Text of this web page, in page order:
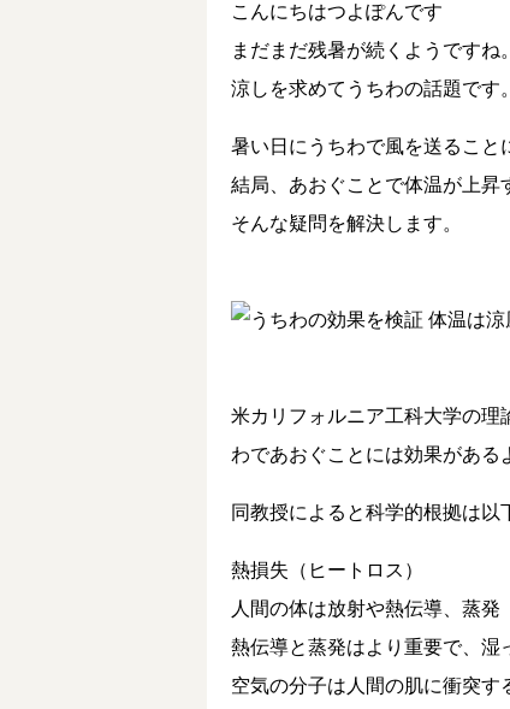
こんにちはつよぽんです
まだまだ残暑が続くようですね。
涼しを求めてうちわの話題です。
暑い日にうちわで風を送ること
結局、あおぐことで体温が上昇
そんな疑問を解決します。
米カリフォルニア工科大学の理
わであおぐことには効果がある
同教授によると科学的根拠は以
熱損失（ヒートロス）
人間の体は放射や熱伝導、蒸発
熱伝導と蒸発はより重要で、湿
空気の分子は人間の肌に衝突す